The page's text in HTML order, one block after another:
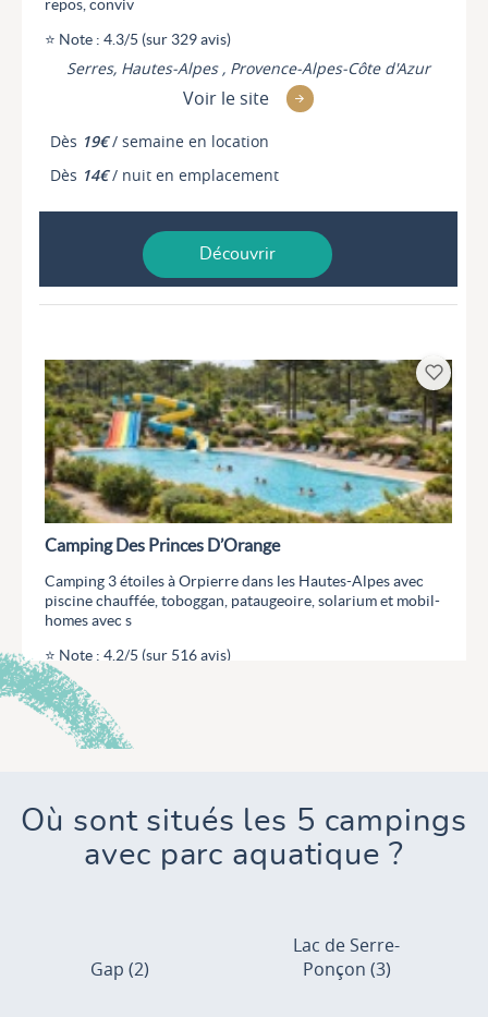
repos, conviv
⭐ Note : 4.3/5 (sur 329 avis)
Serres, Hautes-Alpes , Provence-Alpes-Côte d'Azur
Voir le site
Dès 19€/ semaine en location
Dès 14€/ nuit en emplacement
Découvrir
Camping Des Princes D’Orange
Camping 3 étoiles à Orpierre dans les Hautes-Alpes avec
piscine chauffée, toboggan, pataugeoire, solarium et mobil-
homes avec s
⭐ Note : 4.2/5 (sur 516 avis)
Orpierre, Hautes-Alpes , Provence-Alpes-Côte d'Azur
Aucune information tarifaire disponible
Où sont situés les 5 campings
avec parc aquatique ?
Gap (2)
Lac de Serre-
Ponçon (3)